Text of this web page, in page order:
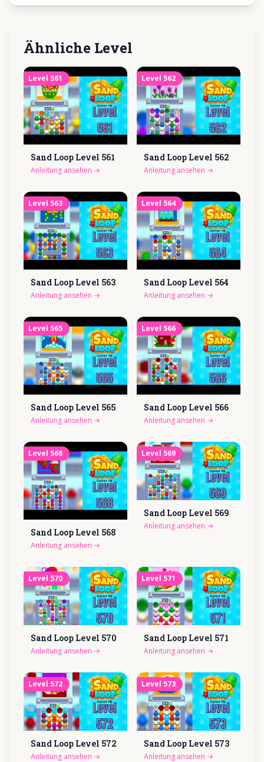
Ähnliche Level
Level 561
Sand Loop Level 561
Anleitung ansehen →
Level 562
Sand Loop Level 562
Anleitung ansehen →
Level 563
Sand Loop Level 563
Anleitung ansehen →
Level 564
Sand Loop Level 564
Anleitung ansehen →
Level 565
Sand Loop Level 565
Anleitung ansehen →
Level 566
Sand Loop Level 566
Anleitung ansehen →
Level 568
Sand Loop Level 568
Anleitung ansehen →
Level 569
Sand Loop Level 569
Anleitung ansehen →
Level 570
Sand Loop Level 570
Anleitung ansehen →
Level 571
Sand Loop Level 571
Anleitung ansehen →
Level 572
Sand Loop Level 572
Anleitung ansehen →
Level 573
Sand Loop Level 573
Anleitung ansehen →